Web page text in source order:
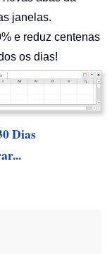
janelas.
e reduz centenas
os dias!
Dias